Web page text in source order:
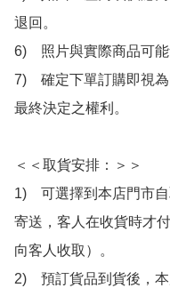
退回。
6)　照片與實際商品可
7)　確定下單訂購即視
最終決定之權利。
＜＜取貨安排：＞＞
1)　可選擇到本店門市
寄送，客人在收貨時才
向客人收取）。
2)　預訂貨品到貨後，